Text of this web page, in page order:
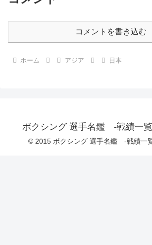
コメントを書き込む
ホーム アジア 日本
ボクシング 選手名鑑 -戦績一
© 2015 ボクシング 選手名鑑 -戦績一